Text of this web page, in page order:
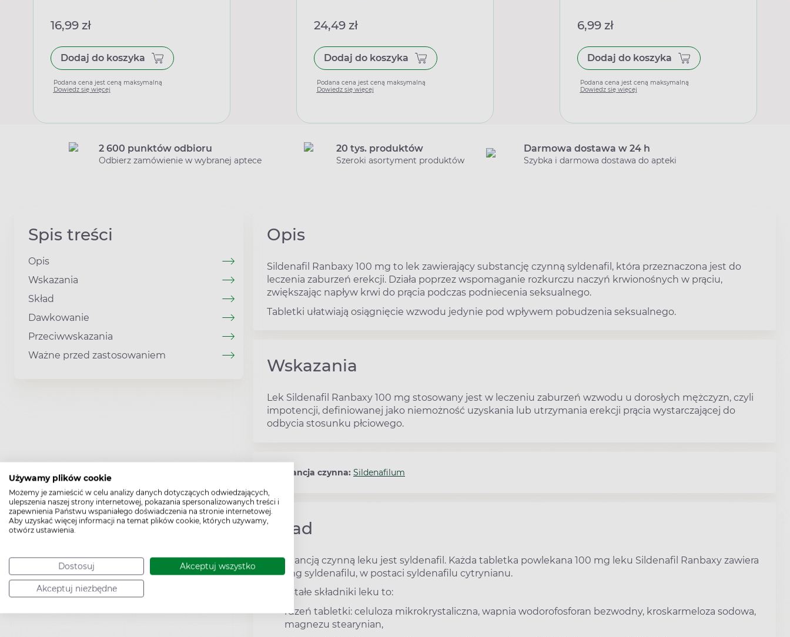
Używamy plików cookie
Możemy je zamieścić w celu analizy danych dotyczących odwiedzających,
ulepszenia naszej strony internetowej, pokazania spersonalizowanych treści i
zapewnienia Państwu wspaniałego doświadczenia na stronie internetowej.
Aby uzyskać więcej informacji na temat plików cookie, których używamy,
otwórz ustawienia.
Dostosuj Akceptuj wszystko
Akceptuj niezbędne
16,99 zł
Dodaj do koszyka
Podana cena jest ceną maksymalną
Dowiedz się więcej
24,49 zł
Dodaj do koszyka
Podana cena jest ceną maksymalną
Dowiedz się więcej
6,99 zł
Dodaj do koszyka
Podana cena jest ceną maksymalną
Dowiedz się więcej
2 600 punktów odbioru
Odbierz zamówienie w wybranej aptece
20 tys. produktów
Szeroki asortyment produktów
Darmowa dostawa w 24 h
Szybka i darmowa dostawa do apteki
Spis treści
Opis
Wskazania
Skład
Dawkowanie
Przeciwwskazania
Ważne przed zastosowaniem
Opis
Sildenafil Ranbaxy 100 mg to lek zawierający substancję czynną syldenafil, która przeznaczona jest do
leczenia zaburzeń erekcji. Działa poprzez wspomaganie rozkurczu naczyń krwionośnych w prąciu,
zwiększając napływ krwi do prącia podczas podniecenia seksualnego.
Tabletki ułatwiają osiągnięcie wzwodu jedynie pod wpływem pobudzenia seksualnego.
Wskazania
Lek Sildenafil Ranbaxy 100 mg stosowany jest w leczeniu zaburzeń wzwodu u dorosłych mężczyzn, czyli
impotencji, definiowanej jako niemożność uzyskania lub utrzymania erekcji prącia wystarczającej do
odbycia stosunku płciowego.
Substancja czynna: Sildenafilum
Skład
Substancją czynną leku jest syldenafil. Każda tabletka powlekana 100 mg leku Sildenafil Ranbaxy zawiera
100 mg syldenafilu, w postaci syldenafilu cytrynianu.
Pozostałe składniki leku to:
rdzeń tabletki: celuloza mikrokrystaliczna, wapnia wodorofosforan bezwodny, kroskarmeloza sodowa,
magnezu stearynian,